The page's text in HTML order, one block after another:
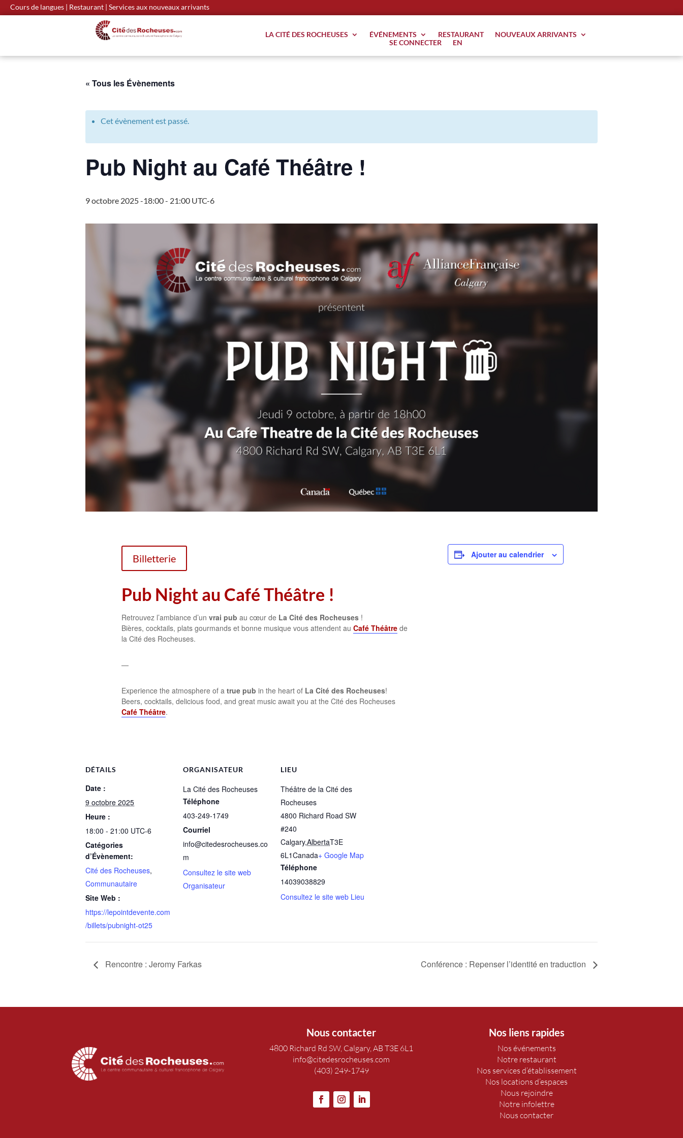
Cours de langues | Restaurant | Services aux nouveaux arrivants
LA CITÉ DES ROCHEUSES ÉVÉNEMENTS RESTAURANT
NOUVEAUX ARRIVANTS
SE CONNECTER
EN
« Tous les Évènements
Cet évènement est passé.
Pub Night au Café Théâtre !
9 octobre 2025 -18:00- 21:00 UTC-6
Billetterie
Pub Night au Café Théâtre !
Retrouvez l’ambiance d’unvrai pub au cœur de La Cité des Rocheuses !
Bières, cocktails, plats gourmands et bonne musique vous attendent auCafé Théâtre de
la Cité des Rocheuses.
—
Experience the atmosphere of atrue pub in the heart of La Cité des Rocheuses!
Beers, cocktails, delicious food, and great music await you at the Cité des Rocheuses
Café Théâtre.
Ajouter au calendrier
DÉTAILS
Date :
9 octobre 2025
Heure :
18:00 - 21:00 UTC-6
Catégories
d’Évènement:
Cité des Rocheuses,
Communautaire
Site Web :
https://lepointdevente.com
/billets/pubnight-ot25
ORGANISATEUR
La Cité des Rocheuses
Téléphone
403-249-1749
Courriel
info@citedesrocheuses.co
m
Consultez le site web
Organisateur
LIEU
Théâtre de la Cité des
Rocheuses
4800 Richard Road SW
#240
Calgary,AlbertaT3E
6L1Canada+ Google Map
Téléphone
14039038829
Consultez le site web Lieu
Rencontre : Jeromy Farkas Conférence : Repenser l’identité en traduction
Nous contacter
4800 Richard Rd SW, Calgary, AB T3E 6L1
info@citedesrocheuses.com
(403) 249-1749
Nos liens rapides
Nos événements
Notre restaurant
Nos services d’établissement
Nos locations d’espaces
Nous rejoindre
Notre infolettre
Nous contacter